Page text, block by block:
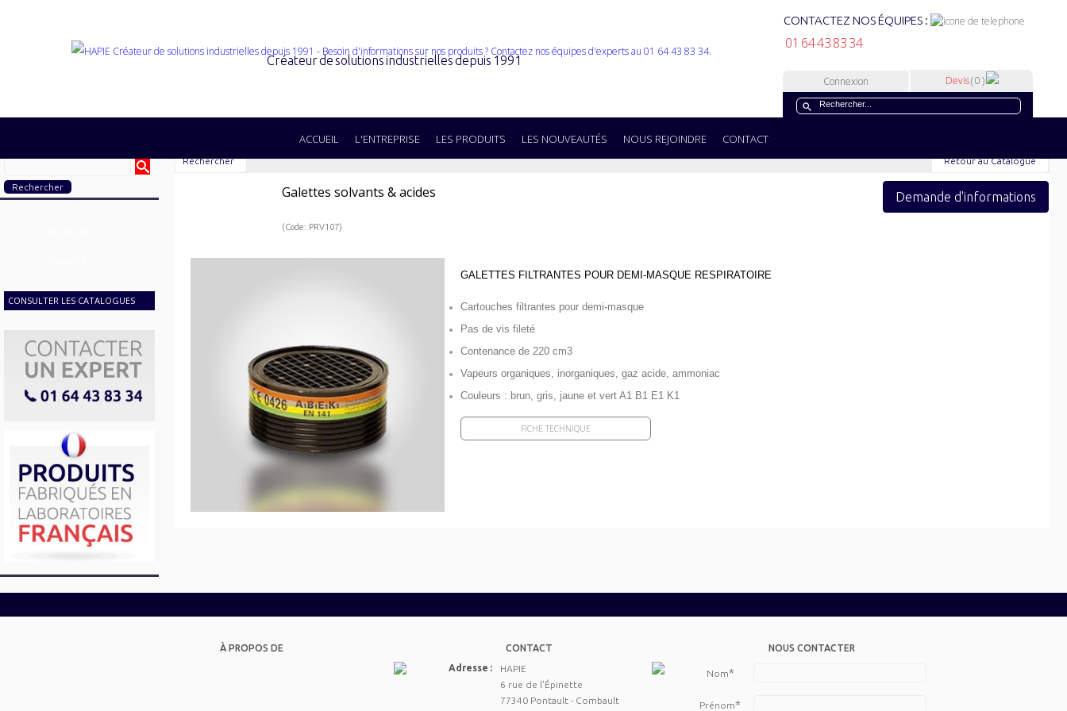
Créateur de solutions industrielles depuis 1991
CONTACTEZ NOS ÉQUIPES :
01 64 43 83 34
Connexion Devis( 0 )
ACCUEIL L'ENTREPRISE LES PRODUITS LES NOUVEAUTÉS NOUS REJOINDRE CONTACT
CONSULTER LES CATALOGUES
Rechercher Retour au Catalogue
Galettes solvants & acides
(Code: PRV107)
Demande d'informations
GALETTES FILTRANTES POUR DEMI-MASQUE RESPIRATOIRE
Cartouches filtrantes pour demi-masque
Pas de vis fileté
Contenance de 220 cm3
Vapeurs organiques, inorganiques, gaz acide, ammoniac
Couleurs : brun, gris, jaune et vert A1 B1 E1 K1
FICHE TECHNIQUE
À PROPOS DE
CONTACT
Adresse :
HAPIE
6 rue de l'Épinette
77340 Pontault - Combault
NOUS CONTACTER
Nom*
Prénom*